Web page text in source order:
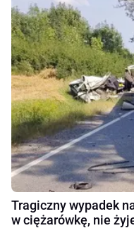
Tragiczny wypadek
w ciężarówkę, nie